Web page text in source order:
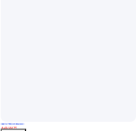
五十铃四驱皮卡救险车 抗旱排涝车 动能充沛 性能稳定
真实性已核验
￥28 .00/台
湖北随州